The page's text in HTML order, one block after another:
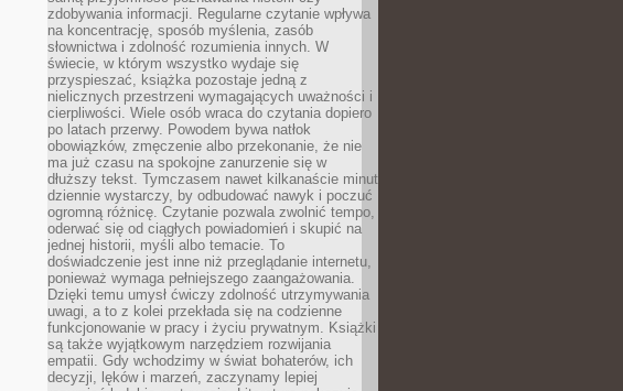
zdobywania informacji. Regularne czytanie wpływa
na koncentrację, sposób myślenia, zasób
słownictwa i zdolność rozumienia innych. W
świecie, w którym wszystko wydaje się
przyspieszać, książka pozostaje jedną z
nielicznych przestrzeni wymagających uważności i
cierpliwości. Wiele osób wraca do czytania dopiero
po latach przerwy. Powodem bywa natłok
obowiązków, zmęczenie albo przekonanie, że nie
ma już czasu na spokojne zanurzenie się w
dłuższy tekst. Tymczasem nawet kilkanaście minut
dziennie wystarczy, by odbudować nawyk i poczuć
ogromną różnicę. Czytanie pozwala zwolnić tempo,
oderwać się od ciągłych powiadomień i skupić na
jednej historii, myśli albo temacie. To
doświadczenie jest inne niż przeglądanie internetu,
ponieważ wymaga pełniejszego zaangażowania.
Dzięki temu umysł ćwiczy zdolność utrzymywania
uwagi, a to z kolei przekłada się na codzienne
funkcjonowanie w pracy i życiu prywatnym. Książki
są także wyjątkowym narzędziem rozwijania
empatii. Gdy wchodzimy w świat bohaterów, ich
decyzji, lęków i marzeń, zaczynamy lepiej